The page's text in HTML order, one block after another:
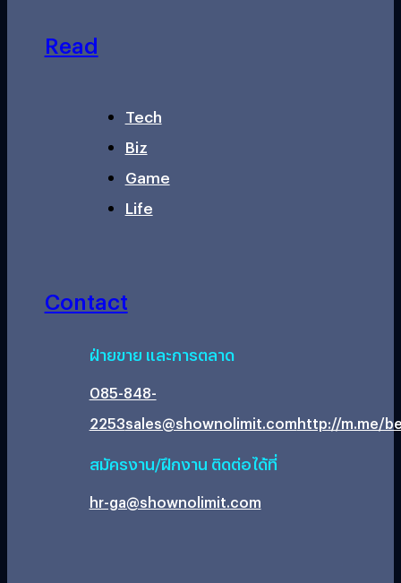
Read
Tech
Biz
Game
Life
Contact
ฝ่ายขาย และการตลาด
085-848-
2253sales@shownolimit.comhttp://m.me/
สมัครงาน/ฝึกงาน ติดต่อได้ที่
hr-ga@shownolimit.com